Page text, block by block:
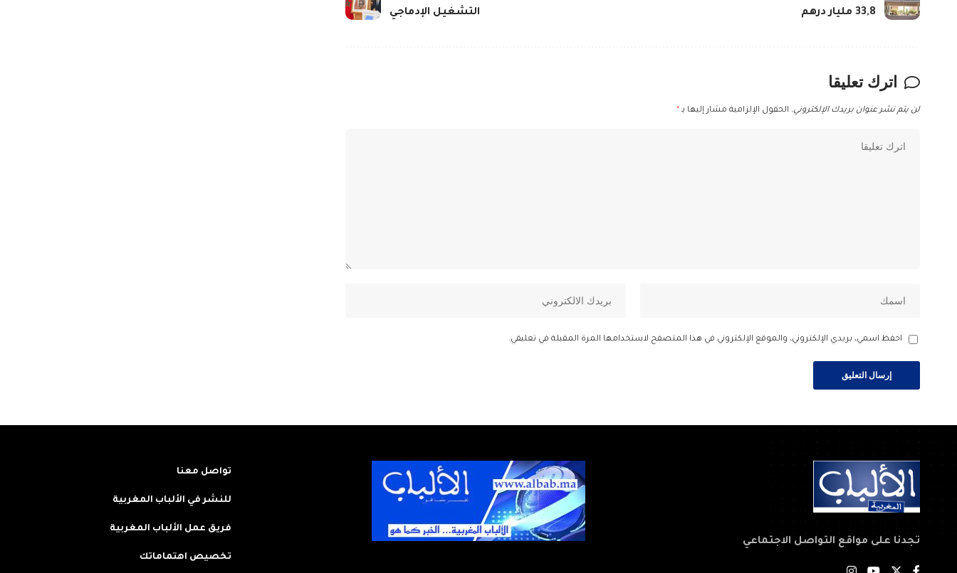
33,8 مليار درهم
التشغيل الإدماجي
اترك تعليقا
لن يتم نشر عنوان بريدك الإلكتروني. الحقول الإلزامية مشار إليها بـ *
احفظ اسمي، بريدي الإلكتروني، والموقع الإلكتروني في هذا المتصفح لاستخدامها المرة المقبلة في تعليقي.
تجدنا على مواقع التواصل الاجتماعي
تواصل معنا
للنشر في الألباب المغربية
فريق عمل الألباب المغربية
تخصيص اهتماماتك